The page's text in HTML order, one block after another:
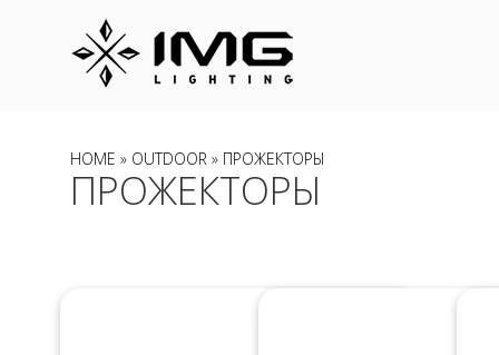
HOME » OUTDOOR » ПРОЖЕКТОРЫ
ПРОЖЕКТОРЫ